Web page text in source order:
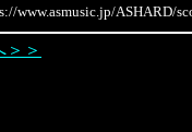
www.asmusic.jp/ASHARD/
＞＞